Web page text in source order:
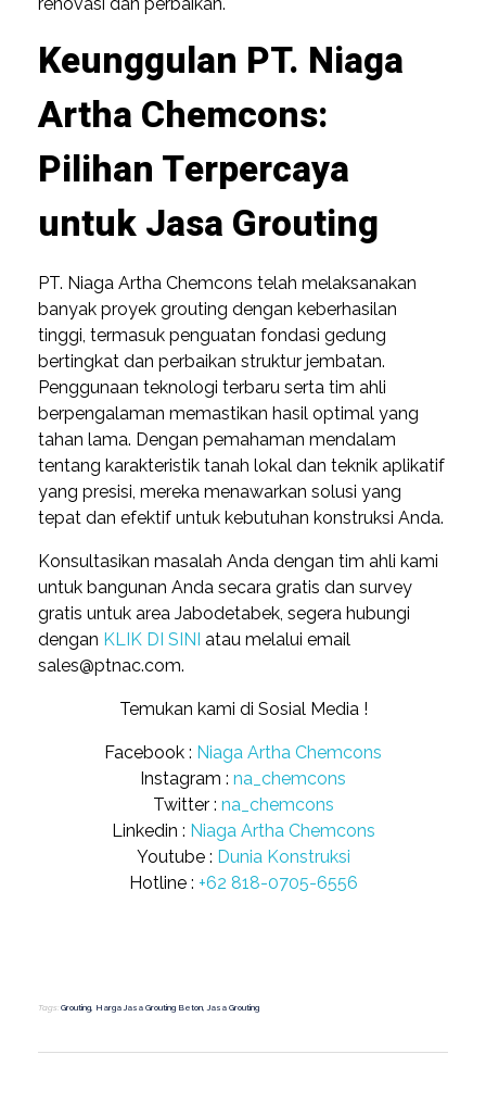
Keunggulan PT. Niaga
Artha Chemcons:
Pilihan Terpercaya
untuk Jasa Grouting
PT. Niaga Artha Chemcons telah melaksanakan
banyak proyek grouting dengan keberhasilan
tinggi, termasuk penguatan fondasi gedung
bertingkat dan perbaikan struktur jembatan.
Penggunaan teknologi terbaru serta tim ahli
berpengalaman memastikan hasil optimal yang
tahan lama. Dengan pemahaman mendalam
tentang karakteristik tanah lokal dan teknik aplikatif
yang presisi, mereka menawarkan solusi yang
tepat dan efektif untuk kebutuhan konstruksi Anda.
Konsultasikan masalah Anda dengan tim ahli kami
untuk bangunan Anda secara gratis dan survey
gratis untuk area Jabodetabek, segera hubungi
dengan KLIK DI SINI atau melalui email
sales@ptnac.com.
Temukan kami di Sosial Media !
Facebook : Niaga Artha Chemcons
Instagram : na_chemcons
Twitter : na_chemcons
Linkedin : Niaga Artha Chemcons
Youtube : Dunia Konstruksi
Hotline : +62 818-0705-6556
Tags: Grouting Harga Jasa Grouting Beton Jasa Grouting